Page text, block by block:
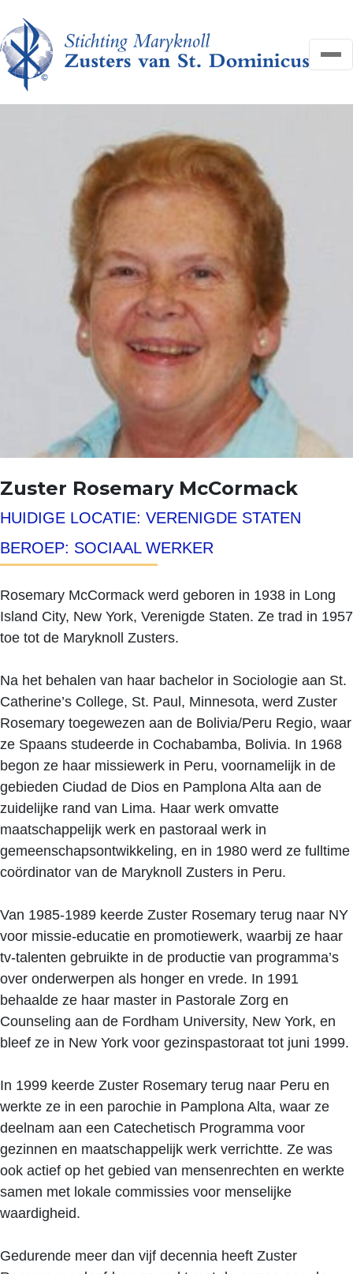
NIEUWS
HELP MEE
FAQ
CONTACT
Search
for:
Zoeken
Search
DONEER
Zuster Rosemary McCormack
HUIDIGE LOCATIE: VERENIGDE STATEN
BEROEP: SOCIAAL WERKER
Rosemary McCormack werd geboren in 1938 in Long
Island City, New York, Verenigde Staten. Ze trad in 1957
toe tot de Maryknoll Zusters.
Na het behalen van haar bachelor in Sociologie aan St.
Catherine’s College, St. Paul, Minnesota, werd Zuster
Rosemary toegewezen aan de Bolivia/Peru Regio, waar
ze Spaans studeerde in Cochabamba, Bolivia. In 1968
begon ze haar missiewerk in Peru, voornamelijk in de
gebieden Ciudad de Dios en Pamplona Alta aan de
zuidelijke rand van Lima. Haar werk omvatte
maatschappelijk werk en pastoraal werk in
gemeenschapsontwikkeling, en in 1980 werd ze fulltime
coördinator van de Maryknoll Zusters in Peru.
Van 1985-1989 keerde Zuster Rosemary terug naar NY
voor missie-educatie en promotiewerk, waarbij ze haar
tv-talenten gebruikte in de productie van programma’s
over onderwerpen als honger en vrede. In 1991
behaalde ze haar master in Pastorale Zorg en
Counseling aan de Fordham University, New York, en
bleef ze in New York voor gezinspastoraat tot juni 1999.
In 1999 keerde Zuster Rosemary terug naar Peru en
werkte ze in een parochie in Pamplona Alta, waar ze
deelnam aan een Catechetisch Programma voor
gezinnen en maatschappelijk werk verrichtte. Ze was
ook actief op het gebied van mensenrechten en werkte
samen met lokale commissies voor menselijke
waardigheid.
Gedurende meer dan vijf decennia heeft Zuster